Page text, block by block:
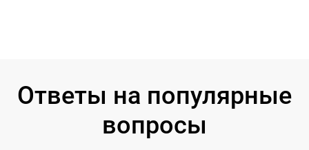
Ответы на популярные
вопросы